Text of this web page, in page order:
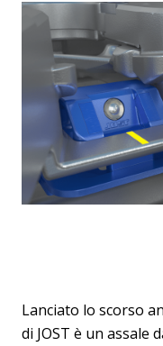
Lanciato lo scorso
di JOST è un assale